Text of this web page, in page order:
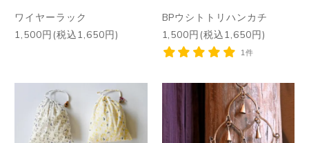
ワイヤーラック
1,500円(税込1,650円)
BPウシトトリハンカチ
1,500円(税込1,650円)
1件